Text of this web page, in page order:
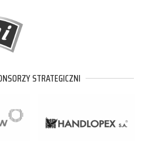
STRATEGICZNI